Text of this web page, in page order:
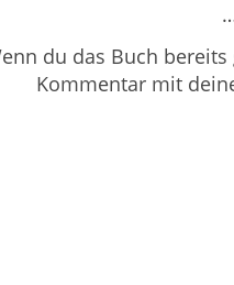
du das Buch
Kommentar mit